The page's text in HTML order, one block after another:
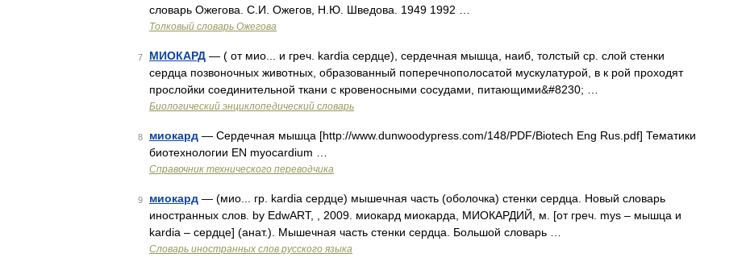
словарь Ожегова. С.И. Ожегов, Н.Ю. Шведова. 1949 1992 …
Толковый словарь Ожегова
7 МИОКАРД — ( от мио... и греч. kardia сердце), сердечная мышца, наиб, толстый ср. слой стенки
сердца позвоночных животных, образованный поперечнополосатой мускулатурой, в к рой проходят
прослойки соединительной ткани с кровеносными сосудами, питающими&#8230; …
Биологический энциклопедический словарь
8 миокард — Сердечная мышца [http://www.dunwoodypress.com/148/PDF/Biotech Eng Rus.pdf] Тематики
биотехнологии EN myocardium …
Справочник технического переводчика
9 миокард — (мио... гр. kardia сердце) мышечная часть (оболочка) стенки сердца. Новый словарь
иностранных слов. by EdwART, , 2009. миокард миокарда, МИОКАРДИЙ, м. [от греч. mys – мышца и
kardia – сердце] (анат.). Мышечная часть стенки сердца. Большой словарь …
Словарь иностранных слов русского языка